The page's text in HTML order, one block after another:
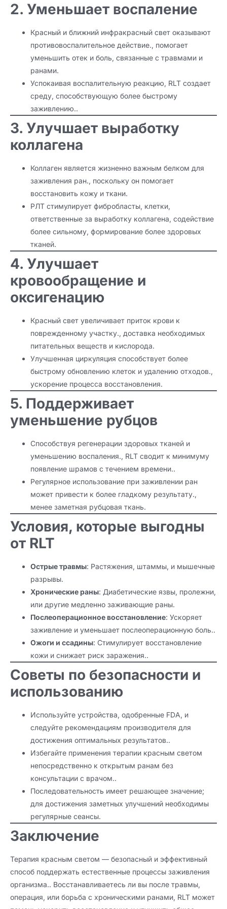
2. Уменьшает воспаление
Красный и ближний инфракрасный свет оказывают
противовоспалительное действие., помогает
уменьшить отек и боль, связанные с травмами и
ранами.
Успокаивая воспалительную реакцию, RLT создает
среду, способствующую более быстрому
заживлению..
3. Улучшает выработку
коллагена
Коллаген является жизненно важным белком для
заживления ран., поскольку он помогает
восстановить кожу и ткани.
РЛТ стимулирует фибробласты, клетки,
ответственные за выработку коллагена, содействие
более сильному, формирование более здоровых
тканей.
4. Улучшает
кровообращение и
оксигенацию
Красный свет увеличивает приток крови к
поврежденному участку., доставка необходимых
питательных веществ и кислорода.
Улучшенная циркуляция способствует более
быстрому обновлению клеток и удалению отходов.,
ускорение процесса восстановления.
5. Поддерживает
уменьшение рубцов
Способствуя регенерации здоровых тканей и
уменьшению воспаления., RLT сводит к минимуму
появление шрамов с течением времени..
Регулярное использование при заживлении ран
может привести к более гладкому результату.,
менее заметная рубцовая ткань.
Условия, которые выгодны
от RLT
Острые травмы: Растяжения, штаммы, и мышечные
разрывы.
Хронические раны: Диабетические язвы, пролежни,
или другие медленно заживающие раны.
Послеоперационное восстановление: Ускоряет
заживление и уменьшает послеоперационную боль..
Ожоги и ссадины: Стимулирует восстановление
кожи и снижает риск заражения..
Советы по безопасности и
использованию
Используйте устройства, одобренные FDA, и
следуйте рекомендациям производителя для
достижения оптимальных результатов..
Избегайте применения терапии красным светом
непосредственно к открытым ранам без
консультации с врачом..
Последовательность имеет решающее значение;
для достижения заметных улучшений необходимы
регулярные сеансы.
Заключение
Терапия красным светом — безопасный и эффективный
способ поддержать естественные процессы заживления
организма.. Восстанавливаетесь ли вы после травмы,
операция, или борьба с хроническими ранами, RLT может